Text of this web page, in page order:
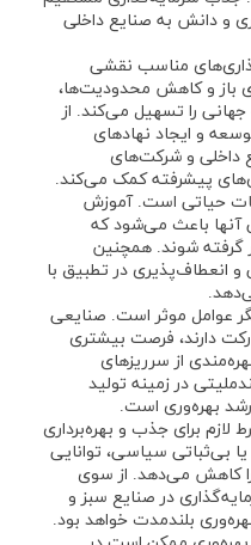
و دانش به صنایع داخلی
مناسب نقشی
باز و کاهش محدودیت‌ها،
را تسهیل می‌کند. از
و ایجاد نهادهای
داخلی و شرکت‌های
پیشرفته کمک می‌کند.
حیاتی است. آموزش
آنها باعث می‌شود که
گرفته شوند. همچنین
و انعطاف‌پذیری در تطبیق با
عوامل موثر است. صنایعی
دارند، فرصت بیشتری
از سرریزهای
در زمینه تولید
رشد بهره‌وری است.
برای جذب و بهره‌برداری
بی‌ثباتی سیاسی، توانایی
کاهش می‌دهد. از سوی
در صنایع سبز و
بلندمدت خواهد بود.